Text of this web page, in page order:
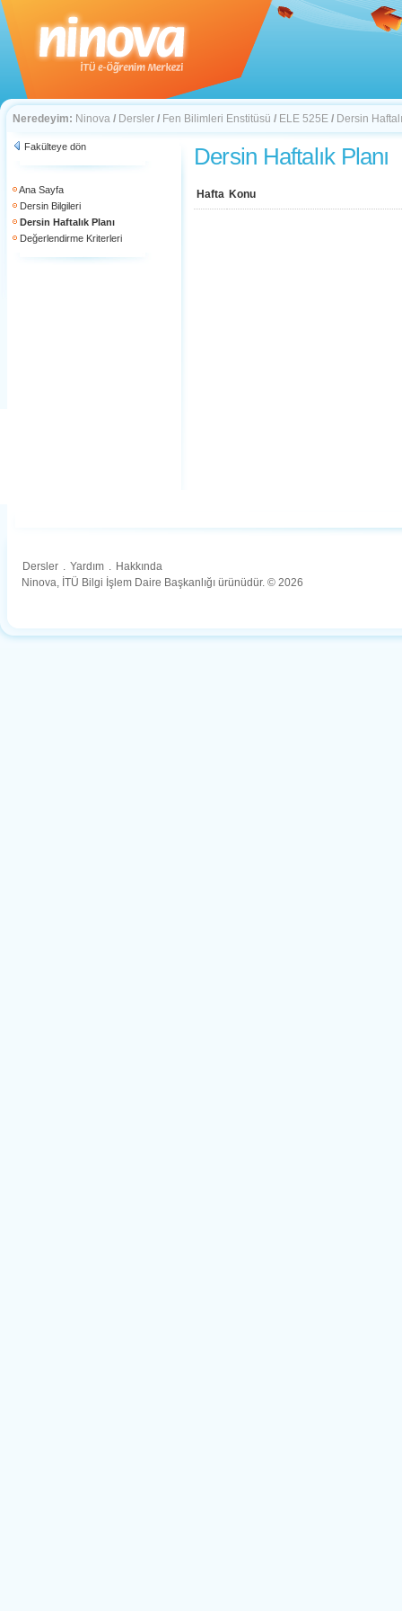
Neredeyim: Ninova / Dersler / Fen Bilimleri Enstitüsü / ELE 525E / Dersin
Fakülteye dön
Ana Sayfa
Dersin Bilgileri
Dersin Haftalık Planı
Değerlendirme Kriterleri
Dersin Haftalık Planı
Hafta Konu
Dersler . Yardım . Hakkında
Ninova, İTÜ Bilgi İşlem Daire Başkanlığı ürünüdür. © 2026